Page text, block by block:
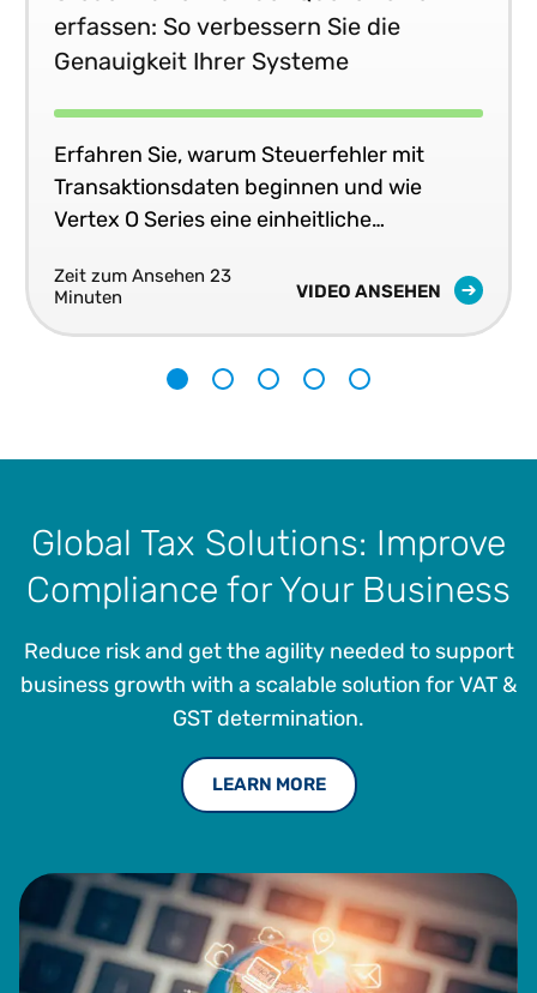
erfassen: So verbessern Sie die
Genauigkeit Ihrer Systeme
Erfahren Sie, warum Steuerfehler mit
Transaktionsdaten beginnen und wie
Vertex O Series eine einheitliche
Geschäftssystemen liefert.
Zeit zum Ansehen 23
Minuten
VIDEO ANSEHEN
Global Tax Solutions: Improve
Compliance for Your Business
Reduce risk and get the agility needed to support
business growth with a scalable solution for VAT &
GST determination.
LEARN MORE